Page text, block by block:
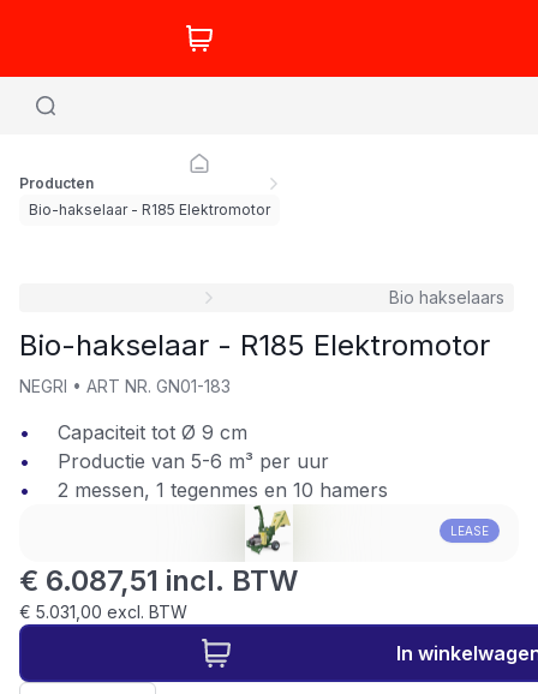
Producten
Bio-hakselaar - R185 Elektromotor
LEASE
Bio hakselaars
Bio-hakselaar - R185 Elektromotor
NEGRI • ART NR. GN01-183
Capaciteit tot Ø 9 cm
Productie van 5-6 m³ per uur
2 messen, 1 tegenmes en 10 hamers
€ 6.087,51 incl. BTW
€ 5.031,00 excl. BTW
In